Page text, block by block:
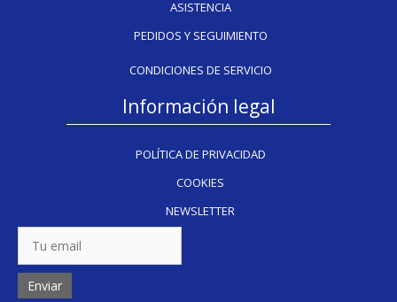
ASISTENCIA
PEDIDOS Y SEGUIMIENTO
CONDICIONES DE SERVICIO
Información legal
POLÍTICA DE PRIVACIDAD
COOKIES
NEWSLETTER